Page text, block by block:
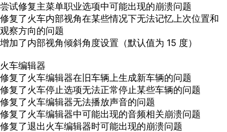
尝试修复主菜单职业选项中可能出现的崩溃问题
修复了火车内部视角在某些情况下无法记忆上次位置和
观察方向的问题
增加了内部视角倾斜角度设置（默认值为 15 度）
火车编辑器
修复了火车编辑器在旧车辆上生成新车辆的问题
修复了火车停止选项无法正常停止某些车辆的问题
修复了火车编辑器无法播放声音的问题
修复了火车编辑器中可能出现的音频相关崩溃问题
修复了退出火车编辑器时可能出现的崩溃问题